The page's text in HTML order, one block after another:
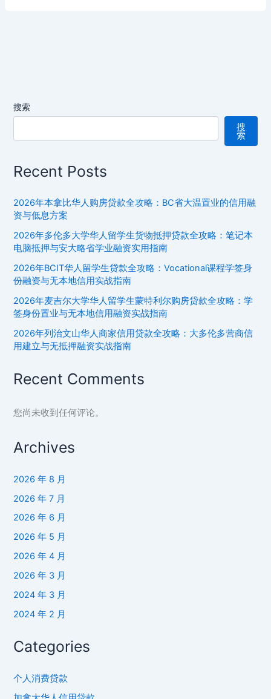
创
贷
全
略：
BC
省
Beauty
业
融
资
与
合
规
营
指
搜索
搜
索
Recent Posts
2026年本拿比华人购房贷款全攻略：BC省大温置业的信用融
资与低息方案
2026年多伦多大学华人留学生货物抵押贷款全攻略：笔记本
电脑抵押与安大略省学业融资实用指南
2026年BCIT华人留学生贷款全攻略：Vocational课程学签身
份融资与无本地信用实战指南
2026年麦吉尔大学华人留学生蒙特利尔购房贷款全攻略：学
签身份置业与无本地信用融资实战指南
2026年列治文山华人商家信用贷款全攻略：大多伦多营商信
用建立与无抵押融资实战指南
Recent Comments
您尚未收到任何评论。
Archives
2026 年 8 月
2026 年 7 月
2026 年 6 月
2026 年 5 月
2026 年 4 月
2026 年 3 月
2024 年 3 月
2024 年 2 月
Categories
个人消费贷款